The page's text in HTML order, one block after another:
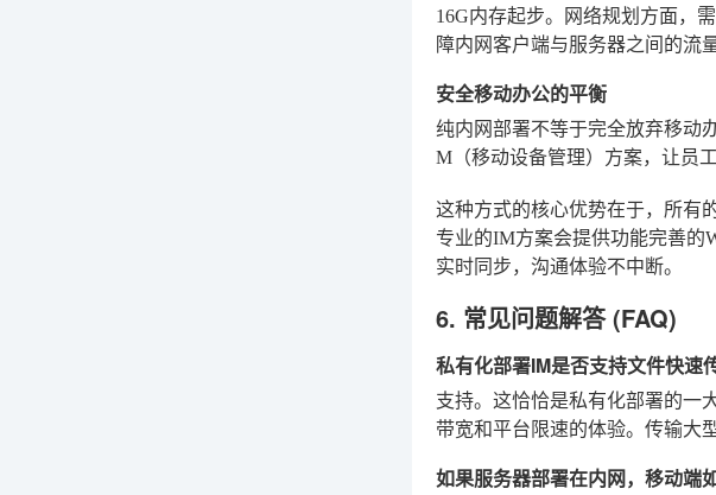
16G内存起步。网络规划方面，
障内网客户端与服务器之间的流
安全移动办公的平衡
纯内网部署不等于完全放弃移动
M（移动设备管理）方案，让员
这种方式的核心优势在于，所有
专业的IM方案会提供功能完善的
实时同步，沟通体验不中断。
6. 常见问题解答 (FAQ)
私有化部署IM是否支持文件快速
支持。这恰恰是私有化部署的一
带宽和平台限速的体验。传输大
如果服务器部署在内网，移动端